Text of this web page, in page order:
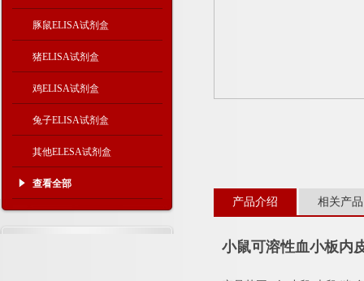
豚鼠ELISA试剂盒
猪ELISA试剂盒
鸡ELISA试剂盒
兔子ELISA试剂盒
其他ELESA试剂盒
查看全部
产品介绍 相关产品
小鼠可溶性血小板内